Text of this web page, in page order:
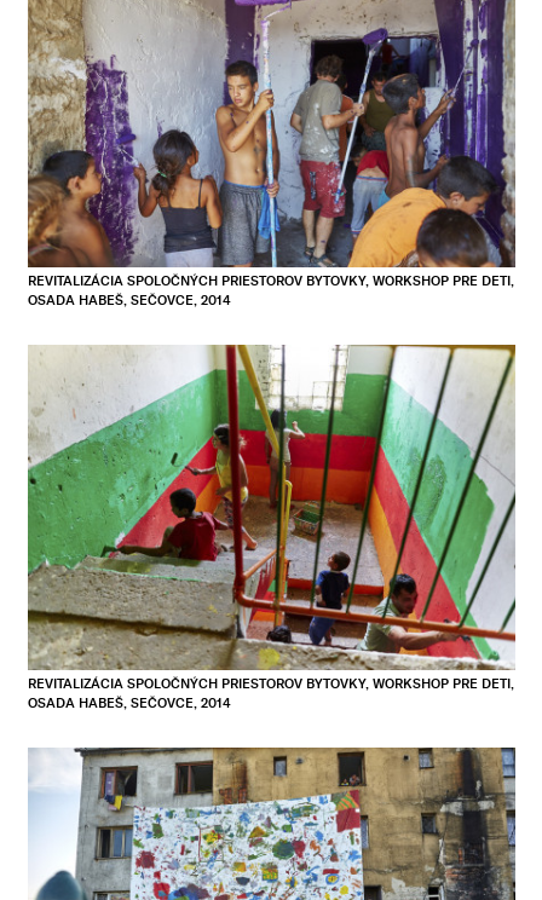
REVITALIZÁCIA SPOLOČNÝCH PRIESTOROV BYTOVKY, WORKSHOP PRE DETI,
OSADA HABEŠ, SEČOVCE, 2014
REVITALIZÁCIA SPOLOČNÝCH PRIESTOROV BYTOVKY, WORKSHOP PRE DETI,
OSADA HABEŠ, SEČOVCE, 2014